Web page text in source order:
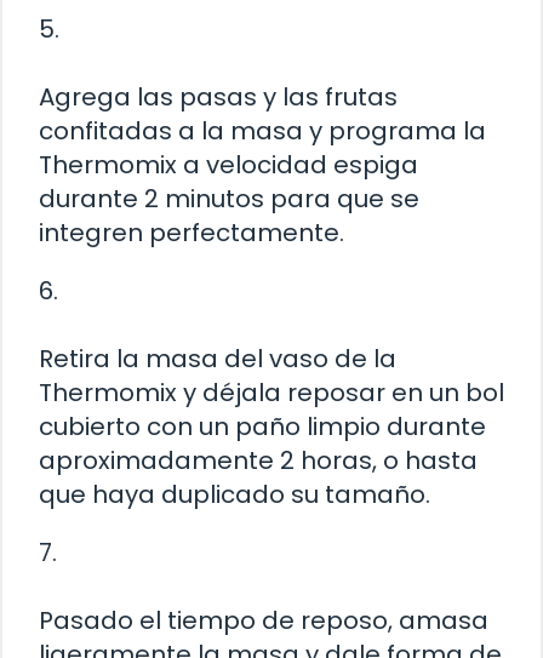
5.
Agrega las pasas y las frutas
confitadas a la masa y programa la
Thermomix a velocidad espiga
durante 2 minutos para que se
integren perfectamente.
6.
Retira la masa del vaso de la
Thermomix y déjala reposar en un bol
cubierto con un paño limpio durante
aproximadamente 2 horas, o hasta
que haya duplicado su tamaño.
7.
Pasado el tiempo de reposo, amasa